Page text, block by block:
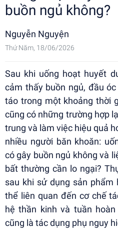
buồn ngủ không?
Nguyễn Nguyện
Thứ Năm, 18/06/2026
Sau khi uống hoạt huyết
cảm thấy buồn ngủ, đầu
táo trong một khoảng thời
cũng có những trường hợp
trung và làm việc hiệu quả
nhiều người băn khoăn:
có gây buồn ngủ không và
bất thường cần lo ngại?
sau khi sử dụng sản
thể liên quan đến cơ chế
hệ thần kinh và tuần
cũng là tác dụng phụ nguy